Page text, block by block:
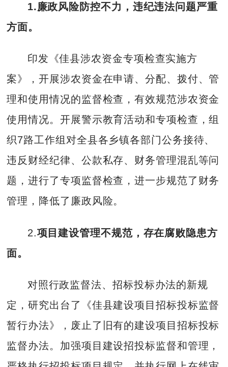
1.廉政风险防控不力，违纪违法问题严重
方面。
印发《佳县涉农资金专项检查实施方
案》，开展涉农资金在申请、分配、拨付、管
理和使用情况的监督检查，有效规范涉农资金
使用情况。开展警示教育活动和专项检查，组
织7路工作组对全县各乡镇各部门公务接待、
违反财经纪律、公款私存、财务管理混乱等问
题，进行了专项监督检查，进一步规范了财务
管理，降低了廉政风险。
2.项目建设管理不规范，存在腐败隐患方
面。
对照行政监督法、招标投标办法的新规
定，研究出台了《佳县建设项目招标投标监督
暂行办法》，废止了旧有的建设项目招标投标
监督办法。加强项目建设招投标监督和管理，